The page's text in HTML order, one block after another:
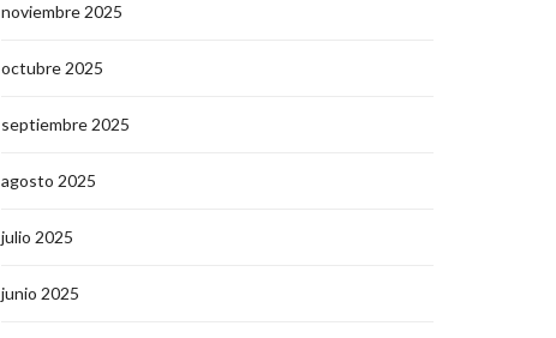
noviembre 2025
octubre 2025
septiembre 2025
agosto 2025
julio 2025
junio 2025